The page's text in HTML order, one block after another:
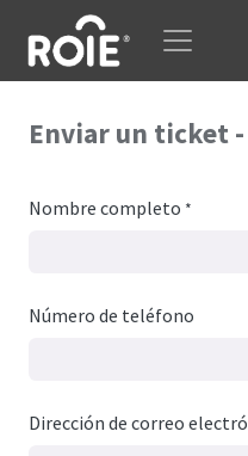
Ir al contenido
Enviar un ticket -
Nombre completo *
Número de teléfono
Dirección de correo